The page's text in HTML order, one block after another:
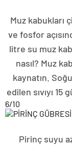
Muz kabukları
ve fosfor
litre su muz
nasıl? Muz
kaynatın.
edilen sıvıyı
6/10
Pirinç suyu